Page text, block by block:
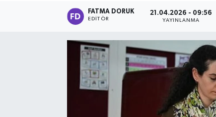
FATMA DORUK
EDITÖR
21.04.2026 - 09:56
YAYINLANMA